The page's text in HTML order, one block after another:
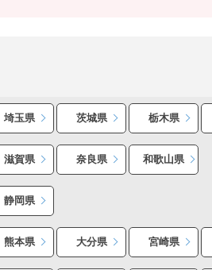
埼玉県 茨城県 栃木県
滋賀県 奈良県 和歌山県
静岡県
熊本県 大分県 宮崎県